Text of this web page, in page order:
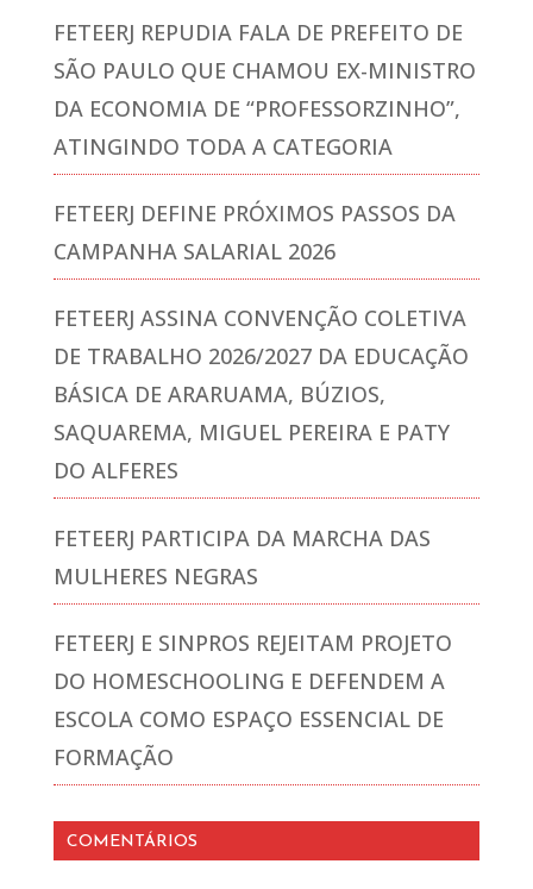
FETEERJ REPUDIA FALA DE PREFEITO DE
SÃO PAULO QUE CHAMOU EX-MINISTRO
DA ECONOMIA DE “PROFESSORZINHO”,
ATINGINDO TODA A CATEGORIA
FETEERJ DEFINE PRÓXIMOS PASSOS DA
CAMPANHA SALARIAL 2026
FETEERJ ASSINA CONVENÇÃO COLETIVA
DE TRABALHO 2026/2027 DA EDUCAÇÃO
BÁSICA DE ARARUAMA, BÚZIOS,
SAQUAREMA, MIGUEL PEREIRA E PATY
DO ALFERES
FETEERJ PARTICIPA DA MARCHA DAS
MULHERES NEGRAS
FETEERJ E SINPROS REJEITAM PROJETO
DO HOMESCHOOLING E DEFENDEM A
ESCOLA COMO ESPAÇO ESSENCIAL DE
FORMAÇÃO
COMENTÁRIOS